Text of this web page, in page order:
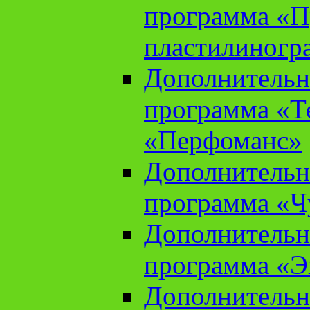
программа
программа
«Перфоманс»
программа
программа